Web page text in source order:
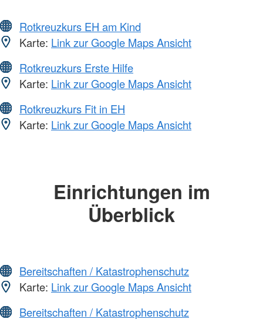
Rotkreuzkurs EH am Kind
Karte: Link zur Google Maps Ansicht
Rotkreuzkurs Erste Hilfe
Karte: Link zur Google Maps Ansicht
Rotkreuzkurs Fit in EH
Karte: Link zur Google Maps Ansicht
Einrichtungen im
Überblick
Bereitschaften / Katastrophenschutz
Karte: Link zur Google Maps Ansicht
Bereitschaften / Katastrophenschutz